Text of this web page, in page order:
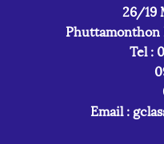
26/19
Phuttamonthon
Tel :
02
Email :